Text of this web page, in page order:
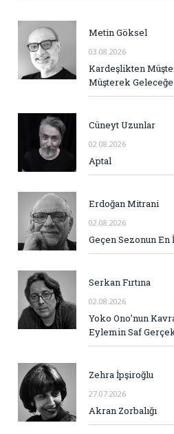
Metin Göksel
03.08.2026
Kardeşlikten
Müşterek Geleceğe
Cüneyt Uzunlar
02.08.2026
Aptal
Erdoğan Mitrani
02.08.2026
Geçen Sezonun En
Serkan Fırtına
02.08.2026
Yoko Ono’nun
Eylemin Saf
Zehra İpşiroğlu
27.07.2026
Akran Zorbalığı